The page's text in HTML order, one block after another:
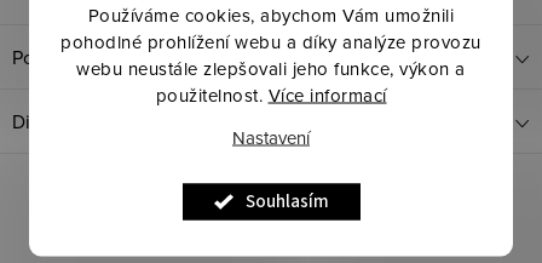
Používáme cookies, abychom Vám umožnili
pohodlné prohlížení webu a díky analýze provozu
webu neustále zlepšovali jeho funkce, výkon a
použitelnost. Více informací
Nastavení
Souhlasím
Popis produktu
Diskuze